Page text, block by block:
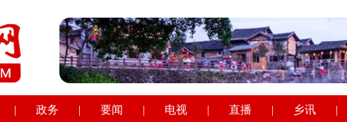
| 政务 | 要闻 | 电视 | 直播 | 乡讯 |